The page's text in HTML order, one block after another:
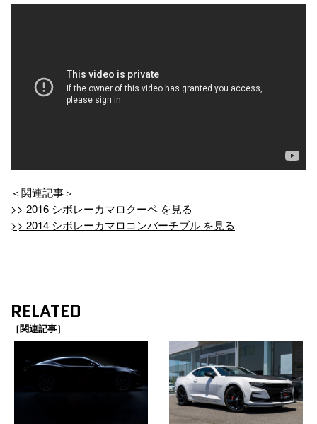
＜関連記事＞
>> 2016 シボレーカマロクーペ を見る
>> 2014 シボレーカマロコンバーチブル を見る
RELATED
［関連記事］